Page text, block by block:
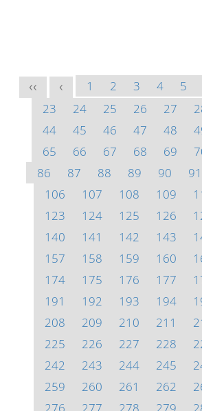
<< < 1 2 3 4 5
23
24 25 26 27
44
45 46 47 48
65
66 67 68 69
86
87 88 89 90 91
106
107 108 109
123
124 125 126
140
141 142 143
157
158 159 160
174
175 176 177
191
192 193 194
208
209 210 211
225
226 227 228
242
243 244 245
259
260 261 262